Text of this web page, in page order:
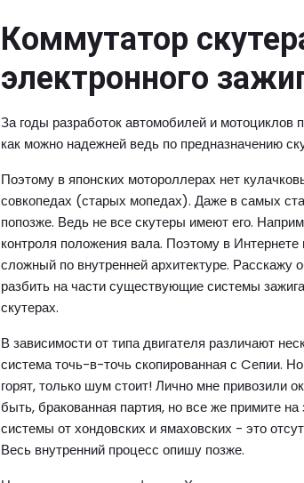
Коммутатор
электронного
За годы разработок автомобилей и
как можно надежней ведь по предназначению
Поэтому в японских мотороллерах нет
совкопедах (старых мопедах). Даже в самых
попозже. Ведь не все скутеры имеют его.
контроля положения вала. Поэтому в
сложный по внутренней архитектуре.
разбить на части существующие системы
скутерах.
В зависимости от типа двигателя различают
система точь-в-точь скопированная с Cепии.
горят, только шум стоит! Лично мне привозили
быть, бракованная партия, но все же примите
системы от хондовских и ямаховских - это
Весь внутренний процесс опишу позже.